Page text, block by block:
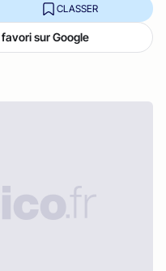
CLASSER
sur Google